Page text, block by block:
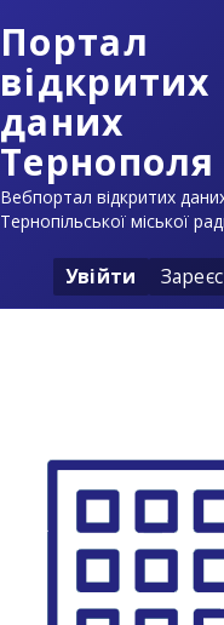
Портал
відкритих
даних
Тернополя
Вебпортал відкритих
Тернопільської міської
Увійти